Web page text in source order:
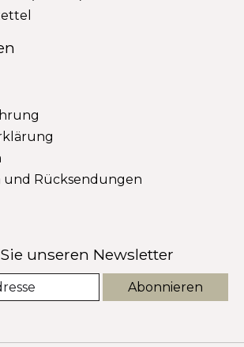
und Rücksendungen
unseren Newsletter
Abonnieren